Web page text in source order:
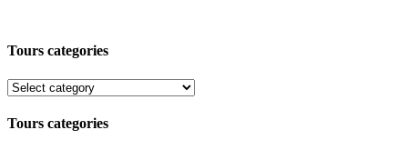
Tours categories
Tours categories